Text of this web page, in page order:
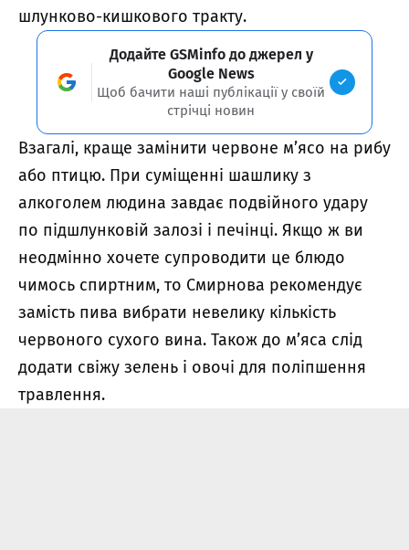
шлунково-кишкового тракту.
Додайте GSMinfo до джерел у
Google News
Щоб бачити наші публікації у своїй
стрічці новин
Взагалі, краще замінити червоне м’ясо на рибу
або птицю. При суміщенні шашлику з
алкоголем людина завдає подвійного удару
по підшлунковій залозі і печінці. Якщо ж ви
неодмінно хочете супроводити це блюдо
чимось спиртним, то Смирнова рекомендує
замість пива вибрати невелику кількість
червоного сухого вина. Також до м’яса слід
додати свіжу зелень і овочі для поліпшення
травлення.